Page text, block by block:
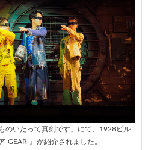
のいたって真剣です」にて、1928ビル
GEAR-』が紹介されました。